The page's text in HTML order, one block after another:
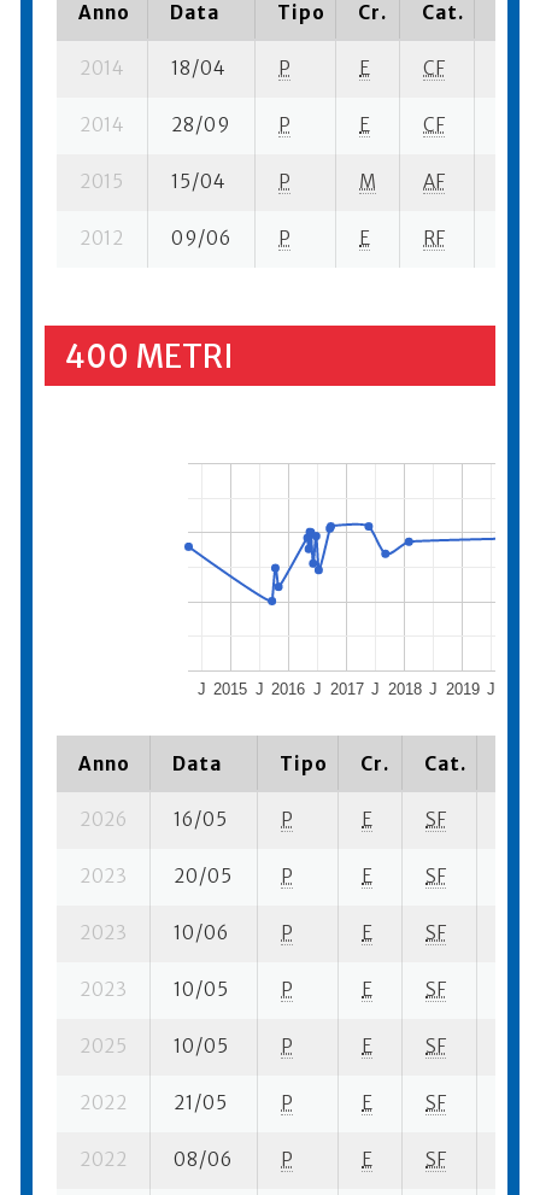
Anno Data Tipo Cr. Cat.
2014 18/04 P E CF
2014 28/09 P E CF
2015 15/04 P M AF
2012 09/06 P E RF
400 METRI
2015 2016 2017 2018 2019
J J J J J J
Anno Data Tipo Cr. Cat.
2026 16/05 P E SF
2023 20/05 P E SF
2023 10/06 P E SF
2023 10/05 P E SF
2025 10/05 P E SF
2022 21/05 P E SF
2022 08/06 P E SF